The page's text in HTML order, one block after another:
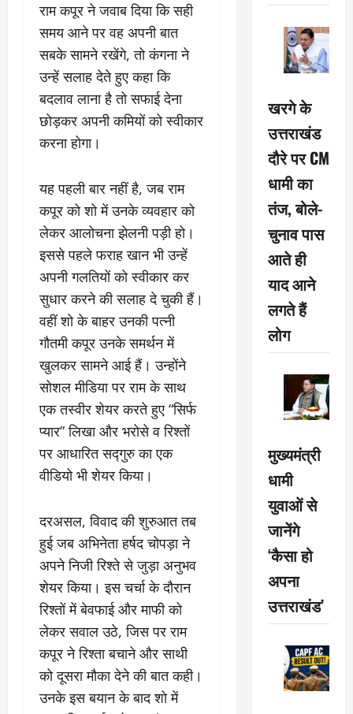
राम कपूर ने जवाब दिया कि सही
समय आने पर वह अपनी बात
सबके सामने रखेंगे, तो कंगना ने
उन्हें सलाह देते हुए कहा कि
बदलाव लाना है तो सफाई देना
छोड़कर अपनी कमियों को स्वीकार
करना होगा।
यह पहली बार नहीं है, जब राम
कपूर को शो में उनके व्यवहार को
लेकर आलोचना झेलनी पड़ी हो।
इससे पहले फराह खान भी उन्हें
अपनी गलतियों को स्वीकार कर
सुधार करने की सलाह दे चुकी हैं।
वहीं शो के बाहर उनकी पत्नी
गौतमी कपूर उनके समर्थन में
खुलकर सामने आई हैं। उन्होंने
सोशल मीडिया पर राम के साथ
एक तस्वीर शेयर करते हुए “सिर्फ
प्यार” लिखा और भरोसे व रिश्तों
पर आधारित सद्गुरु का एक
वीडियो भी शेयर किया।
दरअसल, विवाद की शुरुआत तब
हुई जब अभिनेता हर्षद चोपड़ा ने
अपने निजी रिश्ते से जुड़ा अनुभव
शेयर किया। इस चर्चा के दौरान
रिश्तों में बेवफाई और माफी को
लेकर सवाल उठे, जिस पर राम
कपूर ने रिश्ता बचाने और साथी
को दूसरा मौका देने की बात कही।
उनके इस बयान के बाद शो में
खरगे के
उत्तराखंड
दौरे पर CM
धामी का
तंज, बोले-
चुनाव पास
आते ही
याद आने
लगते हैं
लोग
मुख्यमंत्री
धामी
युवाओं से
जानेंगे
‘कैसा हो
अपना
उत्तराखंड’